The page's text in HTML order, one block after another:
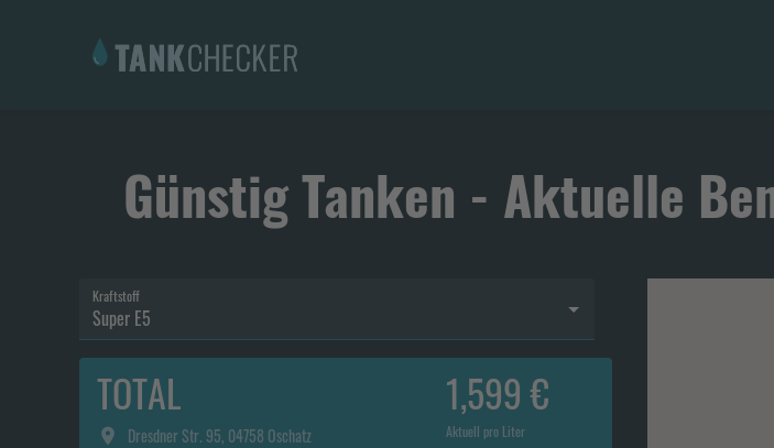
Günstig Tanken - Aktuelle
Kraftstoff
Super E5
TOTAL
Dresdner Str. 95, 04758 Oschatz
1,599 €
Aktuell pro Liter